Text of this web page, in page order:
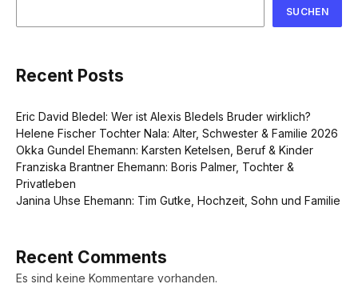
SUCHEN
Recent Posts
Eric David Bledel: Wer ist Alexis Bledels Bruder wirklich?
Helene Fischer Tochter Nala: Alter, Schwester & Familie 2026
Okka Gundel Ehemann: Karsten Ketelsen, Beruf & Kinder
Franziska Brantner Ehemann: Boris Palmer, Tochter &
Privatleben
Janina Uhse Ehemann: Tim Gutke, Hochzeit, Sohn und Familie
Recent Comments
Es sind keine Kommentare vorhanden.